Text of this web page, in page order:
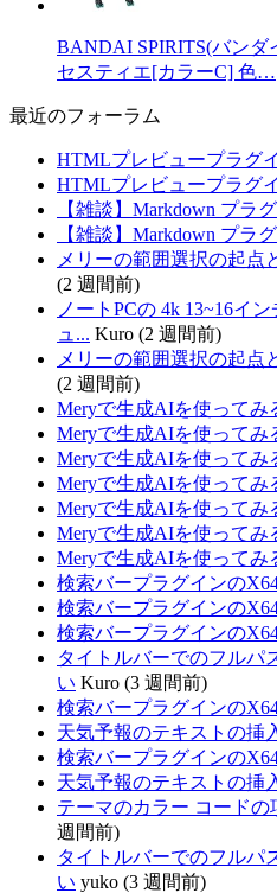
BANDAI SPIRITS(バンダ
セスティエ[カラーC] 色…
最近のフォーラム
HTMLプレビュープラグ
HTMLプレビュープラグ
【雑談】Markdown プラ
【雑談】Markdown プラ
メリーの範囲選択の起点
(2 週間前)
ノートPCの 4k 13~16イ
ュ... Kuro (2 週間前)
メリーの範囲選択の起点
(2 週間前)
Meryで生成AIを使ってみ
Meryで生成AIを使ってみ
Meryで生成AIを使ってみ
Meryで生成AIを使ってみ
Meryで生成AIを使ってみ
Meryで生成AIを使ってみ
Meryで生成AIを使ってみ
検索バープラグインの
検索バープラグインの
検索バープラグインの
タイトルバーでのフルパ
い Kuro (3 週間前)
検索バープラグインの
天気予報のテキストの挿
検索バープラグインの
天気予報のテキストの挿
テーマのカラー コードの
週間前)
タイトルバーでのフルパ
い yuko (3 週間前)